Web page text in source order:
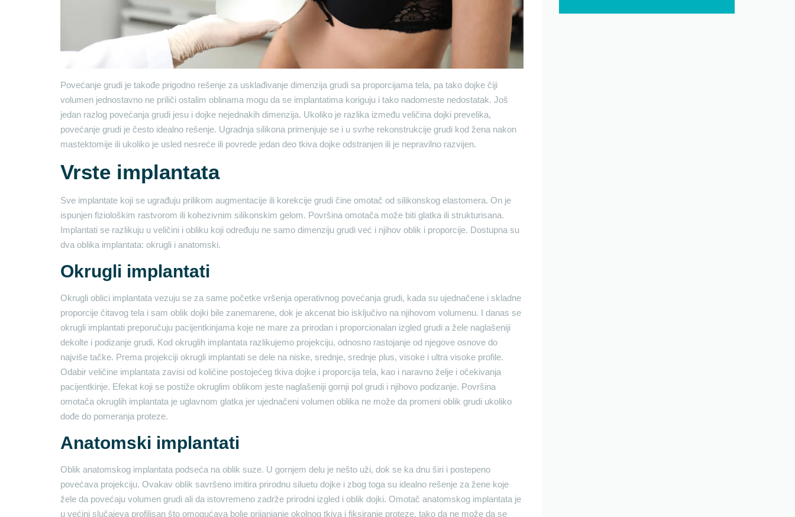
Povećanje grudi je takođe prigodno rešenje za usklađivanje dimenzija grudi sa proporcijama tela, pa tako dojke čiji
volumen jednostavno ne priliči ostalim oblinama mogu da se implantatima koriguju i tako nadomeste nedostatak. Još
jedan razlog povećanja grudi jesu i dojke nejednakih dimenzija. Ukoliko je razlika između veličina dojki prevelika,
povećanje grudi je često idealno rešenje. Ugradnja silikona primenjuje se i u svrhe rekonstrukcije grudi kod žena nakon
mastektomije ili ukoliko je usled nesreće ili povrede jedan deo tkiva dojke odstranjen ili je nepravilno razvijen.
Vrste implantata
Sve implantate koji se ugrađuju prilikom augmentacije ili korekcije grudi čine omotač od silikonskog elastomera. On je
ispunjen fiziološkim rastvorom ili kohezivnim silikonskim gelom. Površina omotača može biti glatka ili strukturisana.
Implantati se razlikuju u veličini i obliku koji određuju ne samo dimenziju grudi već i njihov oblik i proporcije. Dostupna su
dva oblika implantata: okrugli i anatomski.
Okrugli implantati
Okrugli oblici implantata vezuju se za same početke vršenja operativnog povećanja grudi, kada su ujednačene i skladne
proporcije čitavog tela i sam oblik dojki bile zanemarene, dok je akcenat bio isključivo na njihovom volumenu. I danas se
okrugli implantati preporučuju pacijentkinjama koje ne mare za prirodan i proporcionalan izgled grudi a žele naglašeniji
dekolte i podizanje grudi. Kod okruglih implantata razlikujemo projekciju, odnosno rastojanje od njegove osnove do
najviše tačke. Prema projekciji okrugli implantati se dele na niske, srednje, srednje plus, visoke i ultra visoke profile.
Odabir veličine implantata zavisi od količine postojećeg tkiva dojke i proporcija tela, kao i naravno želje i očekivanja
pacijentkinje. Efekat koji se postiže okruglim oblikom jeste naglašeniji gornji pol grudi i njihovo podizanje. Površina
omotača okruglih implantata je uglavnom glatka jer ujednačeni volumen oblika ne može da promeni oblik grudi ukoliko
dođe do pomeranja proteze.
Anatomski implantati
Oblik anatomskog implantata podseća na oblik suze. U gornjem delu je nešto uži, dok se ka dnu širi i postepeno
povećava projekciju. Ovakav oblik savršeno imitira prirodnu siluetu dojke i zbog toga su idealno rešenje za žene koje
žele da povećaju volumen grudi ali da istovremeno zadrže prirodni izgled i oblik dojki. Omotač anatomskog implantata je
u većini slučajeva profilisan što omogućava bolje prijanjanje okolnog tkiva i fiksiranje proteze, tako da ne može da se